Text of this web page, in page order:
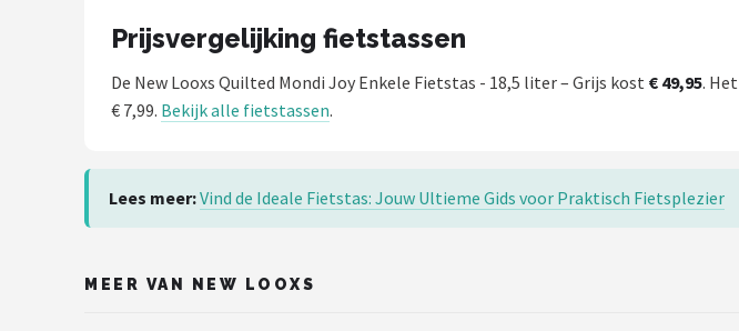
Prijsvergelijking fietstassen
De New Looxs Quilted Mondi Joy Enkele Fietstas - 18,5 liter – Grijs kost € 49,95.
€ 7,99. Bekijk alle fietstassen.
Lees meer:Vind de Ideale Fietstas: Jouw Ultieme Gids voor Praktisch Fietsplezier
MEER VAN NEW LOOXS